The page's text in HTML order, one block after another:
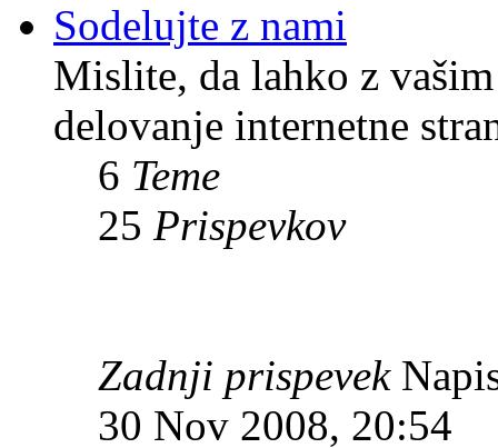
Sodelujte z nami
Mislite, da lahko z
delovanje internetne
6 Teme
25 Prispevkov
Zadnji prispevek
30 Nov 2008, 20:54